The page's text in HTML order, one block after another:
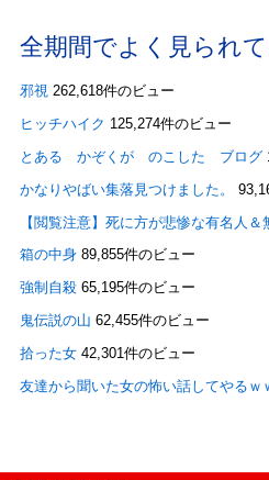
全期間でよく見られ
邪視 262,618件のビュー
ヒッチハイク 125,274件のビュー
とある かぞくが のこした ブログ
かなりやばい集落見つけました。
【閲覧注意】死に方が悲惨な有名人＆
箱の中身 89,855件のビュー
強制自殺 65,195件のビュー
鬼伝説の山 62,455件のビュー
拾った女 42,301件のビュー
友達から聞いた女の怖い話してやるｗ